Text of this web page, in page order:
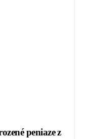
peniaze z